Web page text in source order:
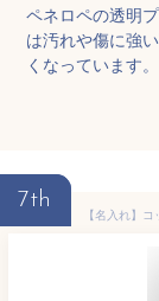
ペネロペの透明
は汚れや傷に強
くなっています。
7th